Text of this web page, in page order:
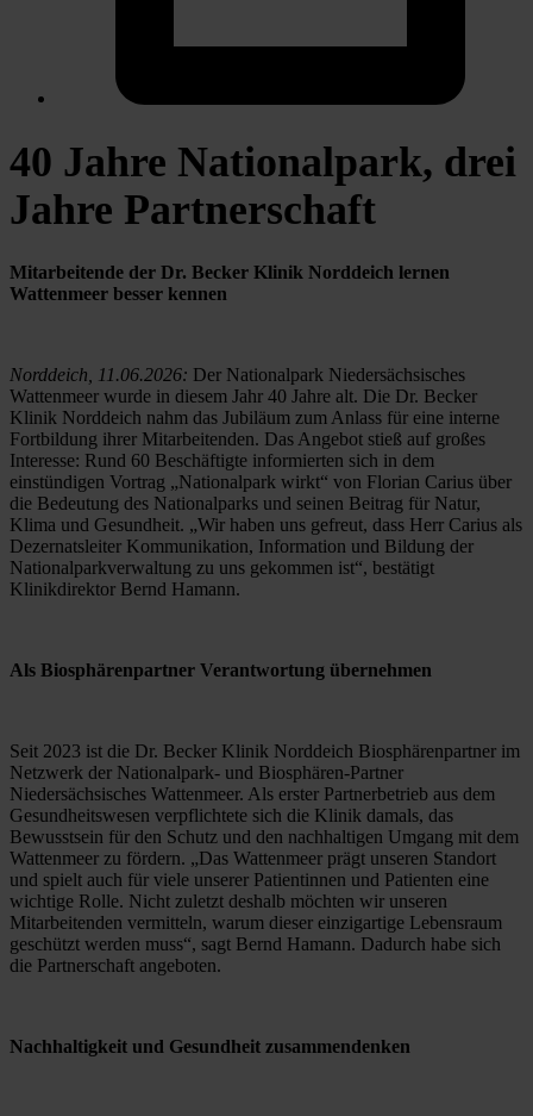
40 Jahre Nationalpark, drei
Jahre Partnerschaft
Mitarbeitende der Dr. Becker Klinik Norddeich lernen
Wattenmeer besser kennen
Norddeich, 11.06.2026: Der Nationalpark Niedersächsisches
Wattenmeer wurde in diesem Jahr 40 Jahre alt. Die Dr. Becker
Klinik Norddeich nahm das Jubiläum zum Anlass für eine interne
Fortbildung ihrer Mitarbeitenden. Das Angebot stieß auf großes
Interesse: Rund 60 Beschäftigte informierten sich in dem
einstündigen Vortrag „Nationalpark wirkt“ von Florian Carius über
die Bedeutung des Nationalparks und seinen Beitrag für Natur,
Klima und Gesundheit. „Wir haben uns gefreut, dass Herr Carius als
Dezernatsleiter Kommunikation, Information und Bildung der
Nationalparkverwaltung zu uns gekommen ist“, bestätigt
Klinikdirektor Bernd Hamann.
Als Biosphärenpartner Verantwortung übernehmen
Seit 2023 ist die Dr. Becker Klinik Norddeich Biosphärenpartner im
Netzwerk der Nationalpark- und Biosphären-Partner
Niedersächsisches Wattenmeer. Als erster Partnerbetrieb aus dem
Gesundheitswesen verpflichtete sich die Klinik damals, das
Bewusstsein für den Schutz und den nachhaltigen Umgang mit dem
Wattenmeer zu fördern. „Das Wattenmeer prägt unseren Standort
und spielt auch für viele unserer Patientinnen und Patienten eine
wichtige Rolle. Nicht zuletzt deshalb möchten wir unseren
Mitarbeitenden vermitteln, warum dieser einzigartige Lebensraum
geschützt werden muss“, sagt Bernd Hamann. Dadurch habe sich
die Partnerschaft angeboten.
Nachhaltigkeit und Gesundheit zusammendenken